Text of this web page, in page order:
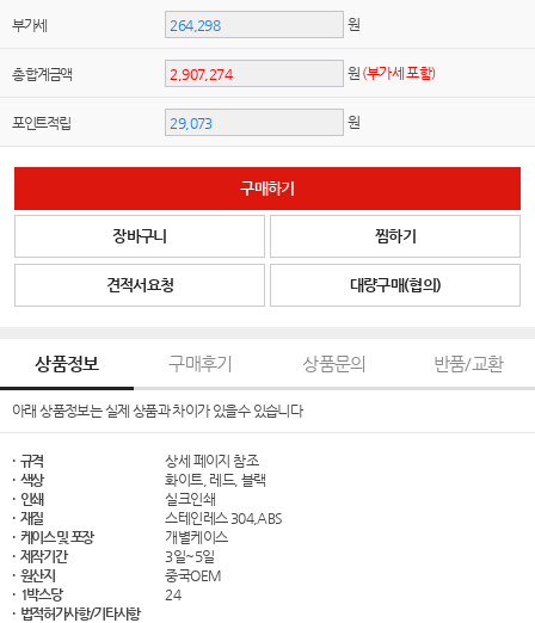
부가세 원
총 합계금액 원 (부가세 포함)
포인트적립 원
구매하기
장바구니 찜하기
견적서요청 대량구매(협의)
상품정보 구매후기 상품문의 반품/교환
아래 상품정보는 실제 상품과 차이가 있을수 있습니다
· 규격
상세 페이지 참조
· 색상
화이트, 레드, 블랙
· 인쇄
실크인쇄
· 재질
스테인레스 304,ABS
· 케이스 및 포장
개별케이스
· 제작기간
3일~5일
· 원산지
중국OEM
· 1박스당
24
· 법적허가사항/기타사항